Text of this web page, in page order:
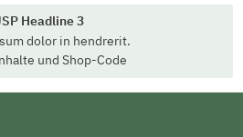
Headline 3
dolor in hendrerit.
und Shop-Code